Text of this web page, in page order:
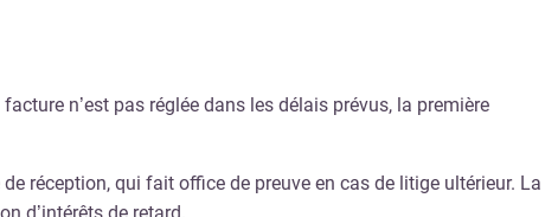
n’est pas réglée dans les délais prévus, la première
réception, qui fait office de preuve en cas de litige ultérieur. La